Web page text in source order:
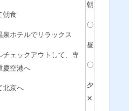
朝食
泉ホテルでリラックス
チェックアウトして、専
慶空港へ
北京へ
朝
〇
昼
〇
夕
✕